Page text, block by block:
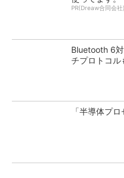
PR(Dreaw合同会社)
Bluetooth 6
チプロトコル
「半導体プ